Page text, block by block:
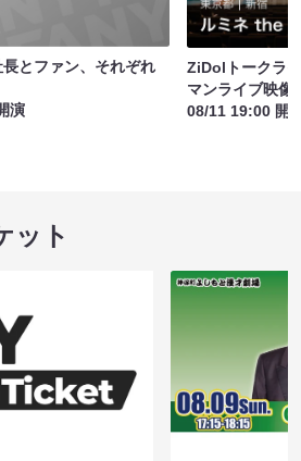
とファン、それぞれ
演
ZiDolトークラ
マンライブ映像
08/11 19:00 開
ット